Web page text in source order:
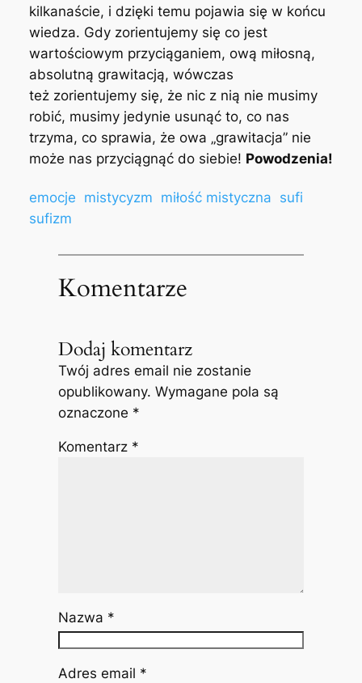
kilkanaście, i dzięki temu pojawia się w końcu
wiedza. Gdy zorientujemy się co jest
wartościowym przyciąganiem, ową miłosną,
absolutną grawitacją, wówczas
też zorientujemy się, że nic z nią nie musimy
robić, musimy jedynie usunąć to, co nas
trzyma, co sprawia, że owa „grawitacja” nie
może nas przyciągnąć do siebie! Powodzenia!
emocje mistycyzm miłość mistyczna sufi
sufizm
Komentarze
Dodaj komentarz
Twój adres email nie zostanie
opublikowany. Wymagane pola są
oznaczone *
Komentarz *
Nazwa *
Adres email *